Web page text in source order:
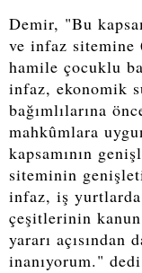
Demir, "Bu
ve infaz sitemine
hamile çocuklu
infaz, ekonomik
bağımlılarına
mahkûmlara
kapsamının
siteminin
infaz, iş
çeşitlerinin kanun
yararı açısından
inanıyorum."